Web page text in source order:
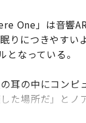
One」は音響
りにつきやすい
となっている。
の耳の中にコン
た場所だ」とノ